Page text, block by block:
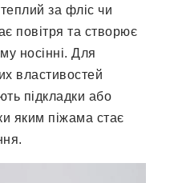
за фліс чи
повітря та створює
носінні. Для
властивостей
підкладки або
яким піжама стає